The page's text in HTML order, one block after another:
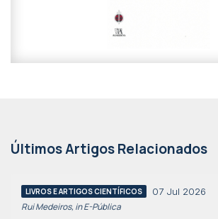
Últimos Artigos Relacionados
LIVROS E ARTIGOS CIENTÍFICOS 07 Jul 2026
Rui Medeiros, in E-Pública